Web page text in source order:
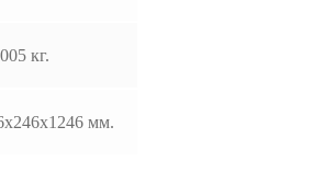
кг.
мм.